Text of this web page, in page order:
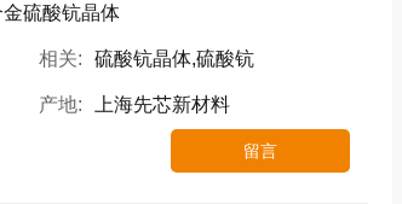
硫酸钪晶体
相关: 硫酸钪晶体,硫酸钪
产地: 上海先芯新材料
留言